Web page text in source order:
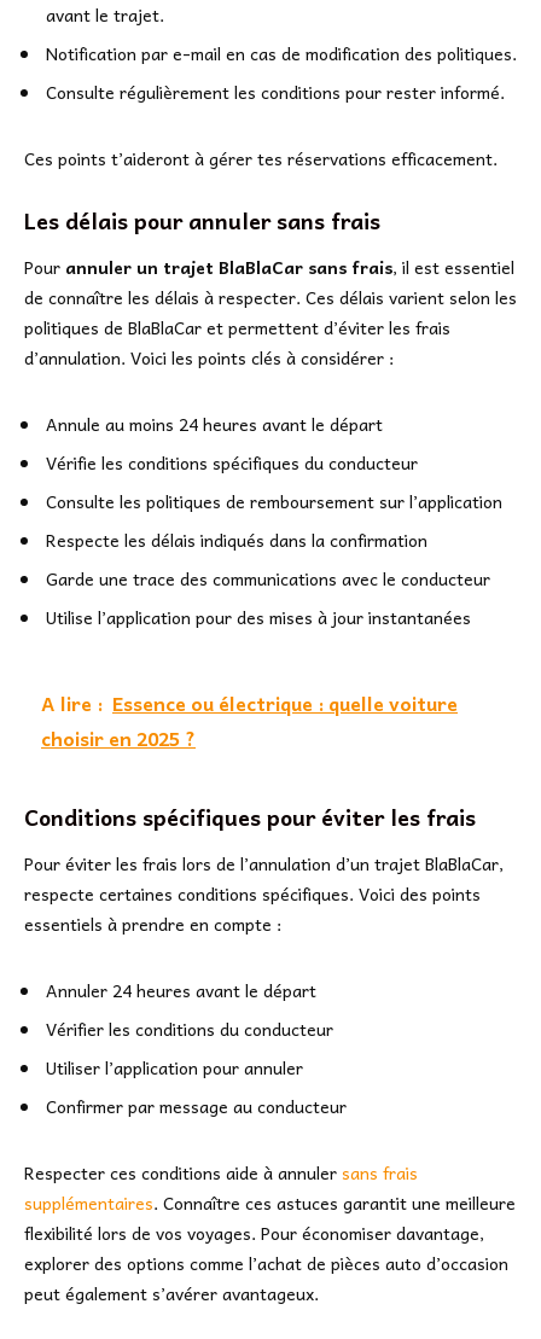
avant le trajet.
Notification par e-mail en cas de modification des politiques.
Consulte régulièrement les conditions pour rester informé.
Ces points t’aideront à gérer tes réservations efficacement.
Les délais pour annuler sans frais
Pour annuler un trajet BlaBlaCar sans frais, il est essentiel
de connaître les délais à respecter. Ces délais varient selon les
politiques de BlaBlaCar et permettent d’éviter les frais
d’annulation. Voici les points clés à considérer :
Annule au moins 24 heures avant le départ
Vérifie les conditions spécifiques du conducteur
Consulte les politiques de remboursement sur l’application
Respecte les délais indiqués dans la confirmation
Garde une trace des communications avec le conducteur
Utilise l’application pour des mises à jour instantanées
A lire : Essence ou électrique : quelle voiture
choisir en 2025 ?
Conditions spécifiques pour éviter les frais
Pour éviter les frais lors de l’annulation d’un trajet BlaBlaCar,
respecte certaines conditions spécifiques. Voici des points
essentiels à prendre en compte :
Annuler 24 heures avant le départ
Vérifier les conditions du conducteur
Utiliser l’application pour annuler
Confirmer par message au conducteur
Respecter ces conditions aide à annuler sans frais
supplémentaires. Connaître ces astuces garantit une meilleure
flexibilité lors de vos voyages. Pour économiser davantage,
explorer des options comme l’achat de pièces auto d’occasion
peut également s’avérer avantageux.